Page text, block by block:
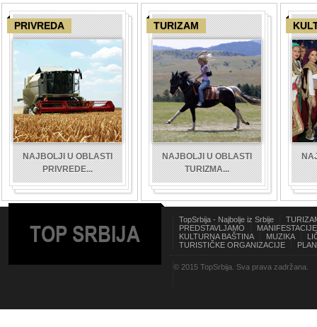
PRIVREDA
NAJBOLJI U OBLASTI
PRIVREDE...
TURIZAM
NAJBOLJI U OBLASTI
TURIZMA...
TOP SRBIJA
TopSrbija - Najbolje iz Srbije
PREDSTAVLJAMO
MANIFESTACIJE
KULTURNA BAŠTINA
MUZIKA
TURISTIČKE ORGANIZACIJE
© 2015 TopSrbija. Sva prava zadržana.